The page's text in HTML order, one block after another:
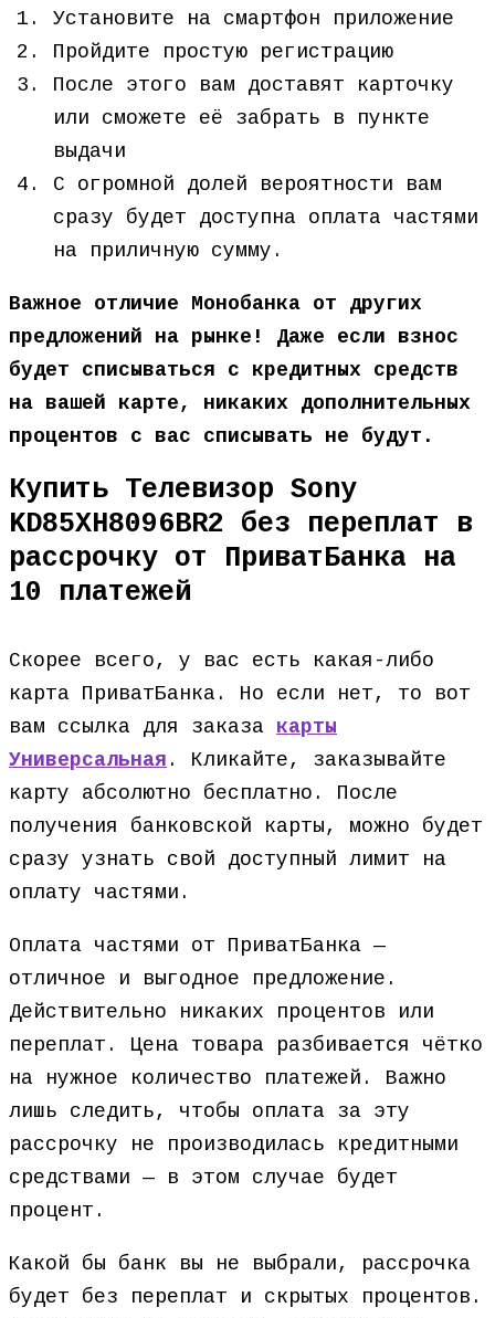
Установите на смартфон приложение
Пройдите простую регистрацию
После этого вам доставят карточку
или сможете её забрать в пункте
выдачи
С огромной долей вероятности вам
сразу будет доступна оплата частями
на приличную сумму.
Важное отличие Монобанка от других
предложений на рынке! Даже если взнос
будет списываться с кредитных средств
на вашей карте, никаких дополнительных
процентов с вас списывать не будут.
Купить Телевизор Sony
KD85XH8096BR2 без переплат в
рассрочку от ПриватБанка на
10 платежей
Скорее всего, у вас есть какая-либо
карта ПриватБанка. Но если нет, то вот
вам ссылка для заказа карты
Универсальная . Кликайте, заказывайте
карту абсолютно бесплатно. После
получения банковской карты, можно будет
сразу узнать свой доступный лимит на
оплату частями.
Оплата частями от ПриватБанка —
отличное и выгодное предложение.
Действительно никаких процентов или
переплат. Цена товара разбивается чётко
на нужное количество платежей. Важно
лишь следить, чтобы оплата за эту
рассрочку не производилась кредитными
средствами — в этом случае будет
процент.
Какой бы банк вы не выбрали, рассрочка
будет без переплат и скрытых процентов.